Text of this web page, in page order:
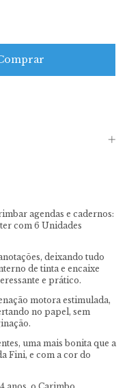
agendas e cadernos:
com 6 Unidades
deixando tudo
de tinta e encaixe
e prático.
motora estimulada,
no papel, sem
uma mais bonita que a
Fini, e com a cor do